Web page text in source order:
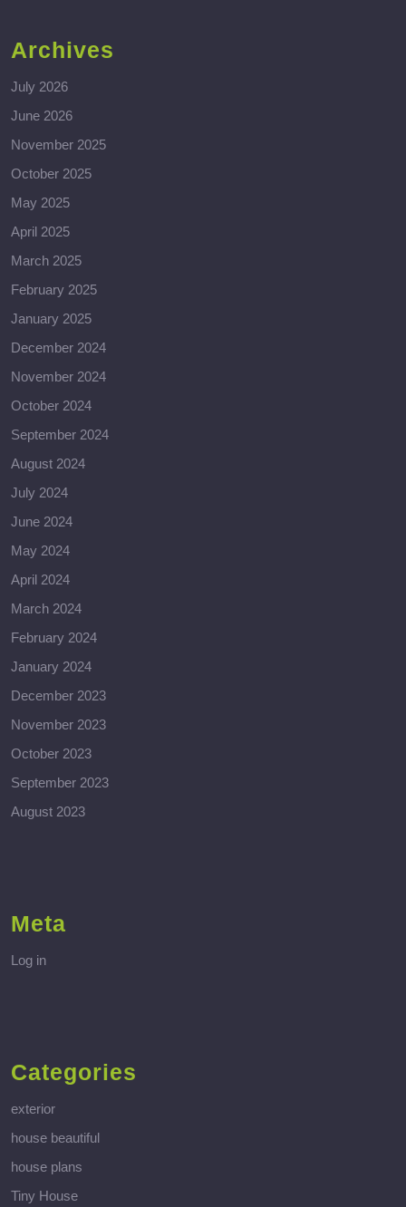
Archives
July 2026
June 2026
November 2025
October 2025
May 2025
April 2025
March 2025
February 2025
January 2025
December 2024
November 2024
October 2024
September 2024
August 2024
July 2024
June 2024
May 2024
April 2024
March 2024
February 2024
January 2024
December 2023
November 2023
October 2023
September 2023
August 2023
Meta
Log in
Categories
exterior
house beautiful
house plans
Tiny House